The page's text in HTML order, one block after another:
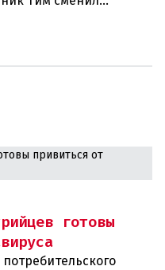
Хиршера в
готовы